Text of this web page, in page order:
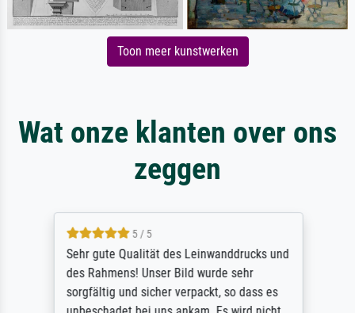
Toon meer kunstwerken
Wat onze klanten over ons
zeggen
5 / 5
Sehr gute Qualität des Leinwanddrucks und
des Rahmens! Unser Bild wurde sehr
sorgfältig und sicher verpackt, so dass es